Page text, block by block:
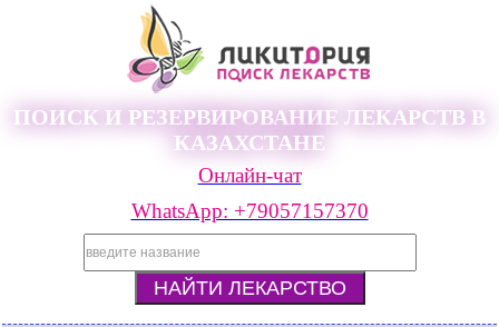
ПОИСК И РЕЗЕРВИРОВАНИЕ ЛЕКАРСТВ В
КАЗАХСТАНЕ
Онлайн-чат
WhatsApp: +79057157370